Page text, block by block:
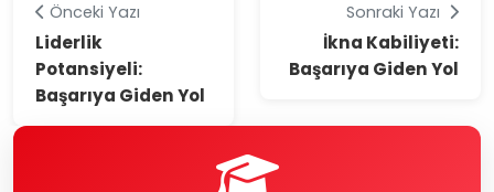
Önceki Yazı
Liderlik
Potansiyeli:
Başarıya Giden Yol
Sonraki Yazı
İkna Kabiliyeti:
Başarıya Giden Yol